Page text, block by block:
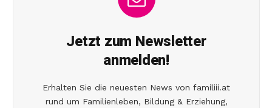
Jetzt zum Newsletter
anmelden!
Erhalten Sie die neuesten News von familiii.at
rund um Familienleben, Bildung & Erziehung,